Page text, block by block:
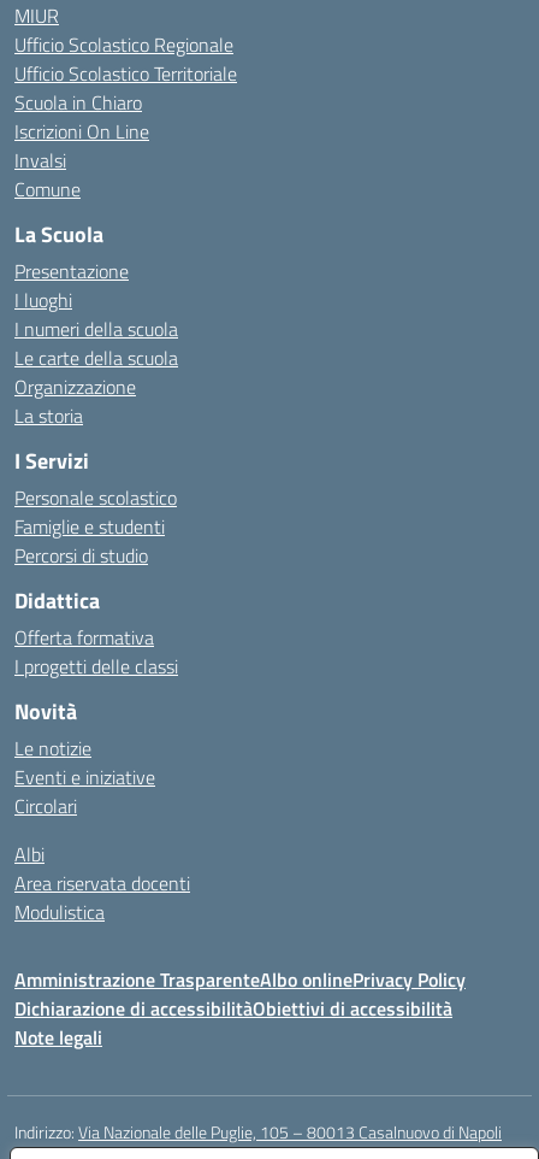
MIUR
Ufficio Scolastico Regionale
Ufficio Scolastico Territoriale
Scuola in Chiaro
Iscrizioni On Line
Invalsi
Comune
La Scuola
Presentazione
I luoghi
I numeri della scuola
Le carte della scuola
Organizzazione
La storia
I Servizi
Personale scolastico
Famiglie e studenti
Percorsi di studio
Didattica
Offerta formativa
I progetti delle classi
Novità
Le notizie
Eventi e iniziative
Circolari
Albi
Area riservata docenti
Modulistica
Amministrazione TrasparenteAlbo onlinePrivacy Policy
Dichiarazione di accessibilitàObiettivi di accessibilità
Note legali
Indirizzo:Via Nazionale delle Puglie, 105 – 80013 Casalnuovo di Napoli